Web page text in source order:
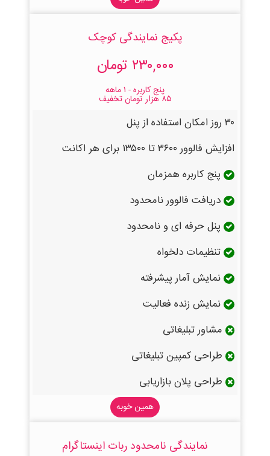
پکیج نمایندگی کوچک
۲۳۰,۰۰۰ تومان
پنج کاربره - ۱ ماهه
۸۵ هزار تومان تخفیف
۳۰ روز امکان استفاده از پنل
افزایش فالوور ۳۶۰۰ تا ۱۳۵۰۰ برای هر اکانت
پنج کاربره همزمان
دریافت فالوور نامحدود
پنل حرفه ای و نامحدود
تنظیمات دلخواه
نمایش آمار پیشرفته
نمایش زنده فعالیت
مشاور تبلیغاتی
طراحی کمپین تبلیغاتی
طراحی پلان بازاریابی
همین خوبه
نمایندگی نامحدود ربات اینستاگرام